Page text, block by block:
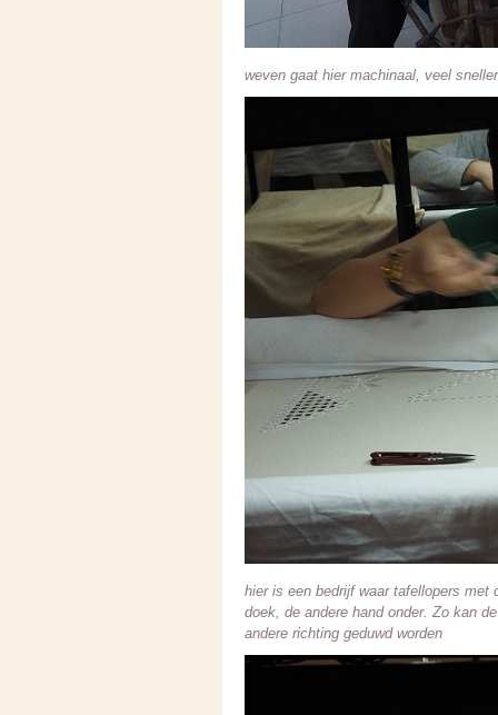
weven gaat hier machinaal, veel sneller
hier is een bedrijf waar tafellopers met
doek, de andere hand onder. Zo kan
andere richting geduwd worden